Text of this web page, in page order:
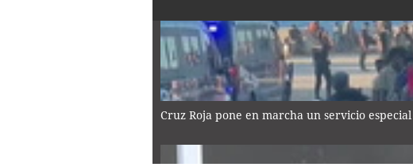
Cruz Roja pone en marcha un servicio